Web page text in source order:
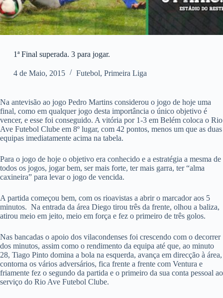
1ª Final superada. 3 para jogar.
4 de Maio, 2015 Futebol, Primeira Liga
Na antevisão ao jogo Pedro Martins considerou o jogo de hoje uma
final, como em qualquer jogo desta importância o único objetivo é
vencer, e esse foi conseguido. A vitória por 1-3 em Belém coloca o Rio
Ave Futebol Clube em 8º lugar, com 42 pontos, menos um que as duas
equipas imediatamente acima na tabela.
Para o jogo de hoje o objetivo era conhecido e a estratégia a mesma de
todos os jogos, jogar bem, ser mais forte, ter mais garra, ter “alma
caxineira” para levar o jogo de vencida.
A partida começou bem, com os rioavistas a abrir o marcador aos 5
minutos. Na entrada da área Diego tirou três da frente, olhou a baliza,
atirou meio em jeito, meio em força e fez o primeiro de três golos.
Nas bancadas o apoio dos vilacondenses foi crescendo com o decorrer
dos minutos, assim como o rendimento da equipa até que, ao minuto
28, Tiago Pinto domina a bola na esquerda, avança em direcção à área,
contorna os vários adversários, fica frente a frente com Ventura e
friamente fez o segundo da partida e o primeiro da sua conta pessoal ao
serviço do Rio Ave Futebol Clube.